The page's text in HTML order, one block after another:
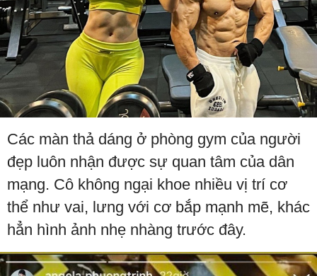
Các màn thả dáng ở phòng gym của người
đẹp luôn nhận được sự quan tâm của dân
mạng. Cô không ngại khoe nhiều vị trí cơ
thể như vai, lưng với cơ bắp mạnh mẽ, khác
hẳn hình ảnh nhẹ nhàng trước đây.